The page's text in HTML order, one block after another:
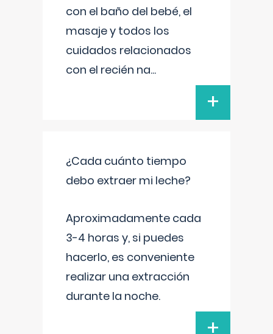
con el baño del bebé, el
masaje y todos los
cuidados relacionados
con el recién na...
+
¿Cada cuánto tiempo
debo extraer mi leche?
Aproximadamente cada
3-4 horas y, si puedes
hacerlo, es conveniente
realizar una extracción
durante la noche.
+